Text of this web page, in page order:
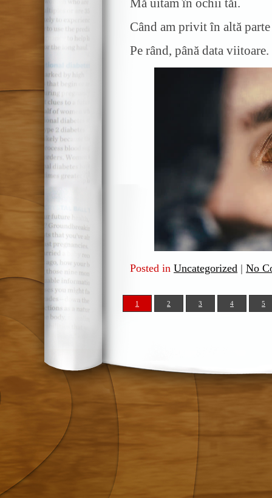
Mă uitam în ochii tăi.
Când am privit în altă
Pe rând, până data viitoare.
Posted in Uncategorized | No
1 2 3 4 5